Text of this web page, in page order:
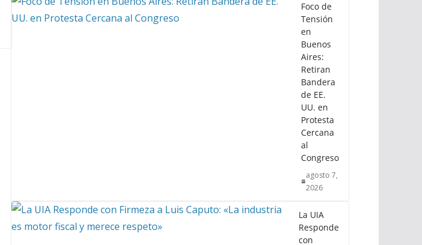
Foco de
Tensión
en
Buenos
Aires:
Retiran
Bandera
de EE.
UU. en
Protesta
Cercana
al
Congreso
agosto 7,
2026
La UIA
Responde
con